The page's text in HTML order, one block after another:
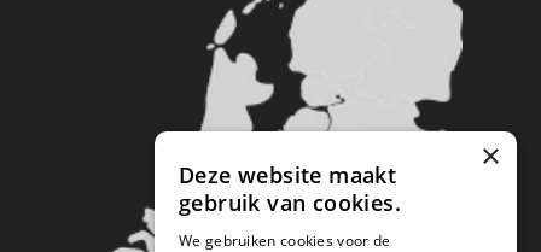
×
Deze website maakt
gebruik van cookies.
We gebruiken cookies voor de